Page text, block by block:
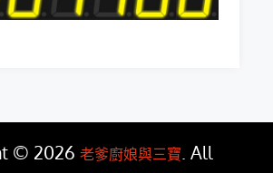
© 2026 老爹廚娘與三寶. All